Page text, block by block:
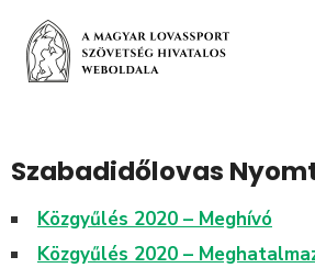
Szabadidőlovas
Közgyűlés 2020 – Meghívó
Közgyűlés 2020 –